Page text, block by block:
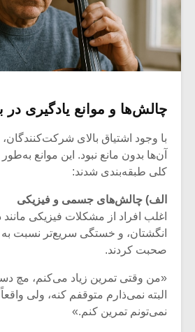
چالش‌ها و موانع یادگیری در
با وجود اشتیاق بالای
آن‌ها بدون مانع نبود. این موانع
کلی طبقه‌بندی شدند:
الف) چالش‌های جسمی و فیزیکی
اغلب افراد از مشکلات فیزیکی
انگشتان، و خستگی سریع‌تر نسبت به
صحبت کردند.
«من وقتی تمرین زیاد می‌کنم، مچ
البته نمی‌ذارم متوقفم کنه، ولی
نمی‌تونم تمرین کنم.»